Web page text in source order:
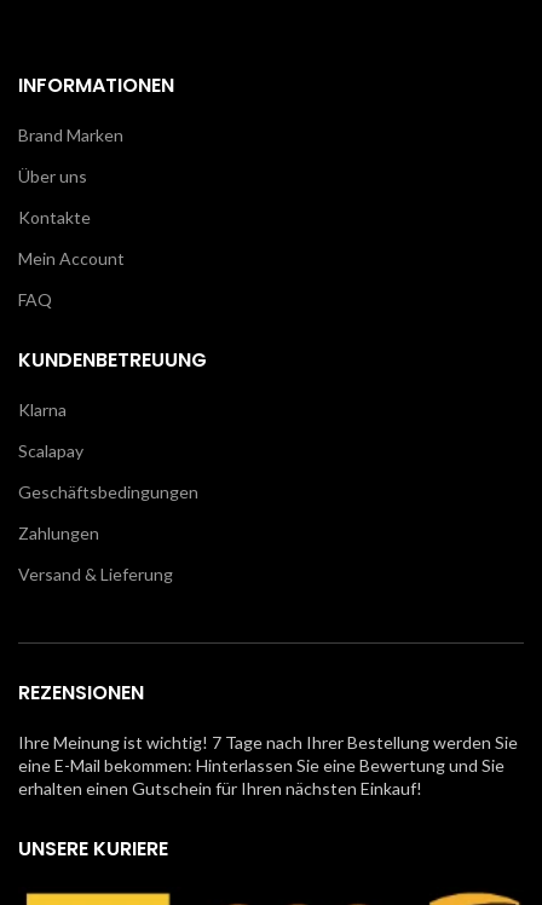
INFORMATIONEN
Brand Marken
Über uns
Kontakte
Mein Account
FAQ
KUNDENBETREUUNG
Klarna
Scalapay
Geschäftsbedingungen
Zahlungen
Versand & Lieferung
REZENSIONEN
Ihre Meinung ist wichtig! 7 Tage nach Ihrer Bestellung werden Sie
eine E-Mail bekommen: Hinterlassen Sie eine Bewertung und Sie
erhalten einen Gutschein für Ihren nächsten Einkauf!
UNSERE KURIERE